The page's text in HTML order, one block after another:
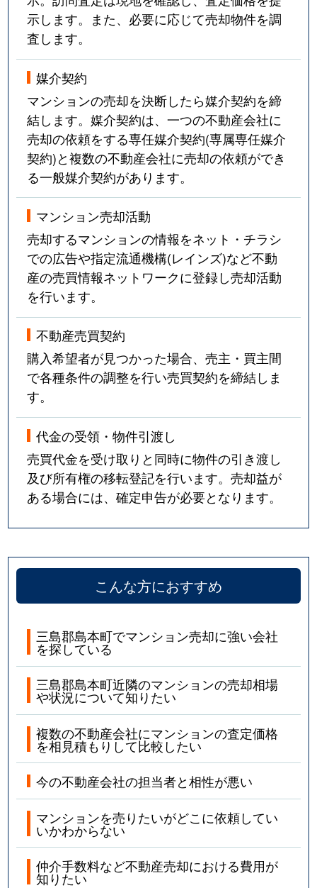
示します。また、必要に応じて売却物件を調
査します。
媒介契約
マンションの売却を決断したら媒介契約を締
結します。媒介契約は、一つの不動産会社に
売却の依頼をする専任媒介契約(専属専任媒介
契約)と複数の不動産会社に売却の依頼ができ
る一般媒介契約があります。
マンション売却活動
売却するマンションの情報をネット・チラシ
での広告や指定流通機構(レインズ)など不動
産の売買情報ネットワークに登録し売却活動
を行います。
不動産売買契約
購入希望者が見つかった場合、売主・買主間
で各種条件の調整を行い売買契約を締結しま
す。
代金の受領・物件引渡し
売買代金を受け取りと同時に物件の引き渡し
及び所有権の移転登記を行います。売却益が
ある場合には、確定申告が必要となります。
こんな方におすすめ
三島郡島本町でマンション売却に強い会社
を探している
三島郡島本町近隣のマンションの売却相場
や状況について知りたい
複数の不動産会社にマンションの査定価格
を相見積もりして比較したい
今の不動産会社の担当者と相性が悪い
マンションを売りたいがどこに依頼してい
いかわからない
仲介手数料など不動産売却における費用が
知りたい